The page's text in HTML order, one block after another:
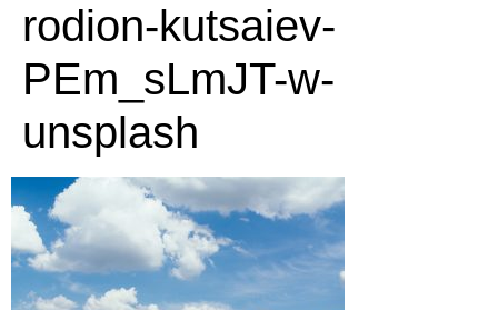
rodion-kutsaiev-
PEm_sLmJT-w-
unsplash